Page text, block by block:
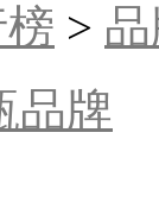
>
品牌